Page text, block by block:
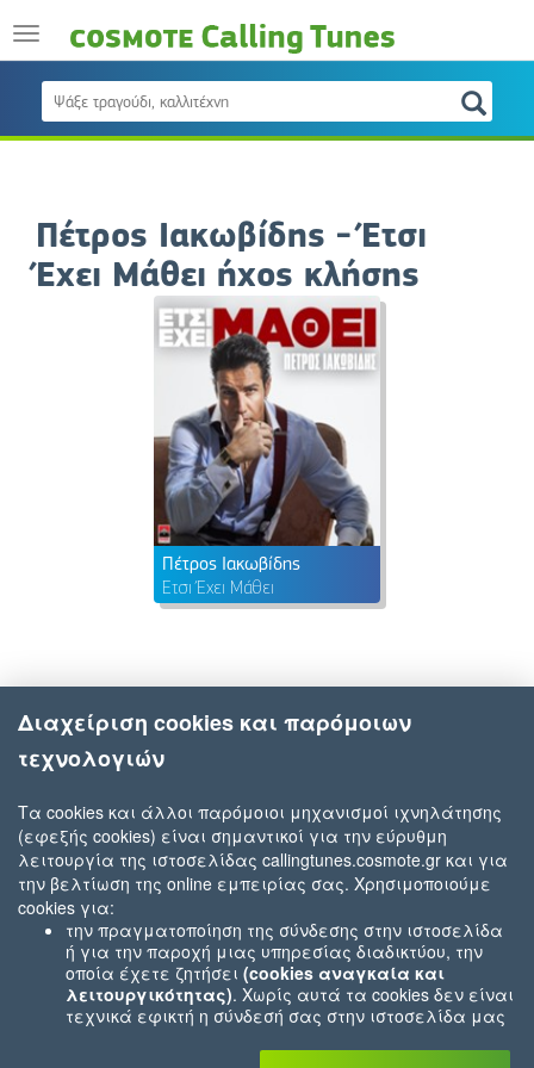
Πέτρος Ιακωβίδης - Έτσι
Έχει Μάθει ήχος κλήσης
Πέτρος Ιακωβίδης
Έτσι Έχει Μάθει
Διαχείριση cookies και παρόμοιων
τεχνολογιών
Τα cookies και άλλοι παρόμοιοι μηχανισμοί ιχνηλάτησης
(εφεξής cookies) είναι σημαντικοί για την εύρυθμη
λειτουργία της ιστοσελίδας callingtunes.cosmote.gr και για
την βελτίωση της online εμπειρίας σας. Χρησιμοποιούμε
cookies για:
την πραγματοποίηση της σύνδεσης στην ιστοσελίδα
ή για την παροχή μιας υπηρεσίας διαδικτύου, την
οποία έχετε ζητήσει (cookies αναγκαία και
λειτουργικότητας). Χωρίς αυτά τα cookies δεν είναι
τεχνικά εφικτή η σύνδεσή σας στην ιστοσελίδα μας
που εσείς μας ζητήσατε (π.χ.cookies που αφορούν